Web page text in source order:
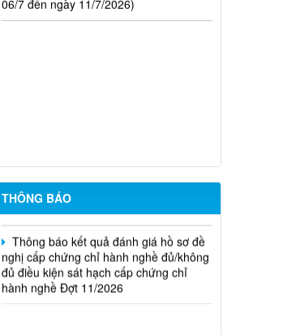
THÔNG BÁO
hành nghề hoạt động xây dựng (Đợt
đủ điều kiện sát hạch cấp chứng chỉ
hành nghề Đợt 10/2026
Thông báo kết quả đánh giá hồ sơ đề
nghị cấp chứng chỉ hành nghề đủ/không
đủ điều kiện sát hạch cấp chứng chỉ
hành nghề Đợt 11/2026